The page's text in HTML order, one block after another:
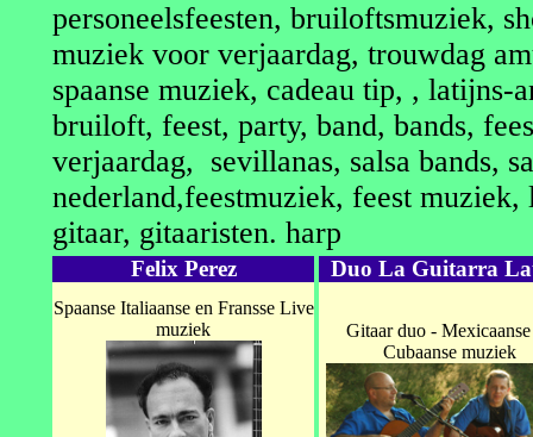
personeelsfeesten, bruiloftsmuziek,
muziek voor verjaardag, trouwdag
spaanse muziek, cadeau tip, , latijns-
bruiloft, feest, party, band, bands,
verjaardag, sevillanas, salsa bands,
nederland,feestmuziek, feest
gitaar, gitaaristen. harp
Felix Perez
Spaanse Italiaanse en Fransse Live
muziek
Duo La Guitarra
Gitaar duo -
Cubaanse muziek